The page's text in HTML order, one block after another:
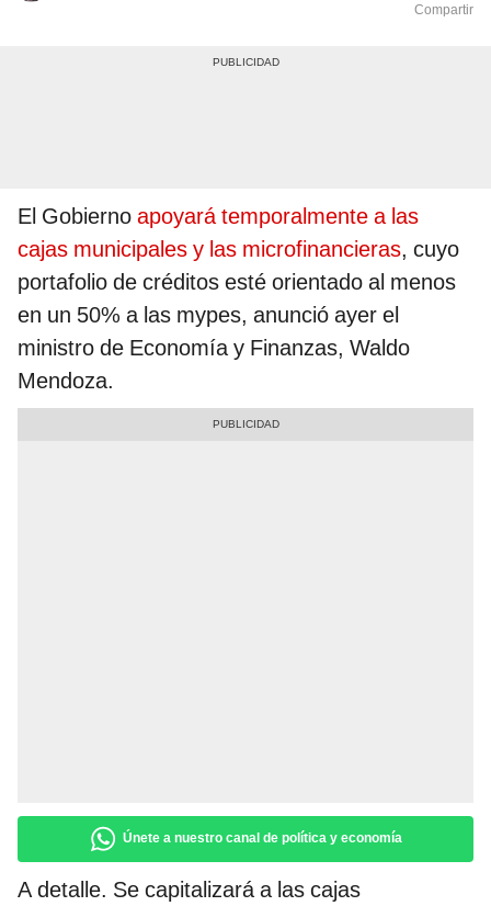
Compartir
El Gobierno apoyará temporalmente a las
cajas municipales y las microfinancieras, cuyo
portafolio de créditos esté orientado al menos
en un 50% a las mypes, anunció ayer el
ministro de Economía y Finanzas, Waldo
Mendoza.
Únete a nuestro canal de política y economía
A detalle. Se capitalizará a las cajas